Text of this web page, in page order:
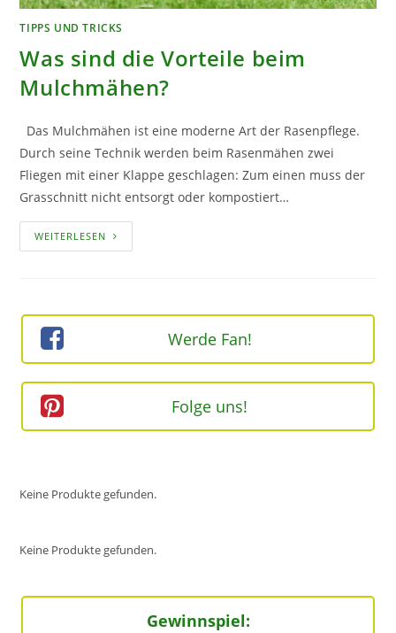
TIPPS UND TRICKS
Was sind die Vorteile beim
Mulchmähen?
Das Mulchmähen ist eine moderne Art der Rasenpflege.
Durch seine Technik werden beim Rasenmähen zwei
Fliegen mit einer Klappe geschlagen: Zum einen muss der
Grasschnitt nicht entsorgt oder kompostiert…
WEITERLESEN WAS
SIND
Werde Fan!
Folge uns!
Keine Produkte gefunden.
Keine Produkte gefunden.
Gewinnspiel: